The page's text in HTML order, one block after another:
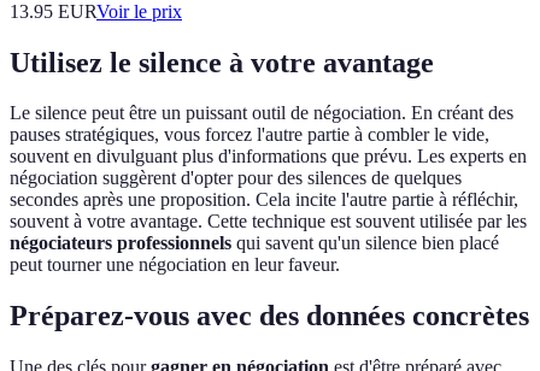
13.95 EURVoir le prix
Utilisez le silence à votre avantage
Le silence peut être un puissant outil de négociation. En créant des
pauses stratégiques, vous forcez l'autre partie à combler le vide,
souvent en divulguant plus d'informations que prévu. Les experts en
négociation suggèrent d'opter pour des silences de quelques
secondes après une proposition. Cela incite l'autre partie à réfléchir,
souvent à votre avantage. Cette technique est souvent utilisée par les
négociateurs professionnels qui savent qu'un silence bien placé
peut tourner une négociation en leur faveur.
Préparez-vous avec des données concrètes